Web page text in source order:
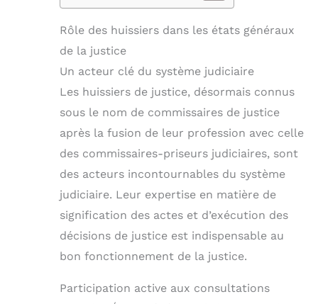
Rôle des huissiers dans les états généraux
de la justice
Un acteur clé du système judiciaire
Les huissiers de justice, désormais connus
sous le nom de commissaires de justice
après la fusion de leur profession avec celle
des commissaires-priseurs judiciaires, sont
des acteurs incontournables du système
judiciaire. Leur expertise en matière de
signification des actes et d’exécution des
décisions de justice est indispensable au
bon fonctionnement de la justice.
Participation active aux consultations